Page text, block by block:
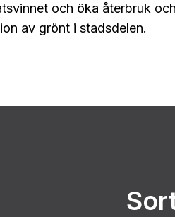
och öka återbruk
av grönt i stadsdelen.